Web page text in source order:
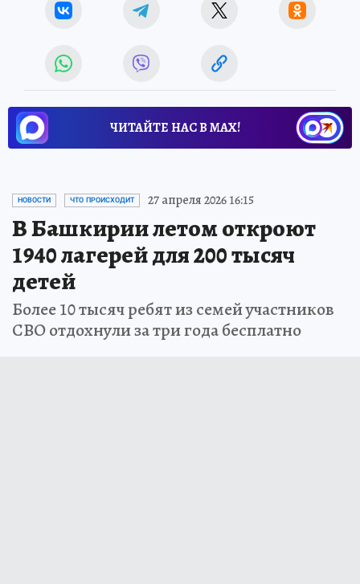
ЧИТАЙТЕ НАС В МАХ!
НОВОСТИ ЧТО ПРОИСХОДИТ 27 апреля 2026 16:15
В Башкирии летом откроют
1940 лагерей для 200 тысяч
детей
Более 10 тысяч ребят из семей участников
СВО отдохнули за три года бесплатно